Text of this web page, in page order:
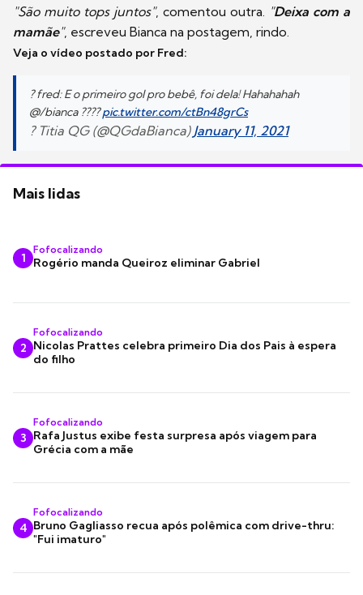
"São muito tops juntos", comentou outra. "Deixa com a
mamãe", escreveu Bianca na postagem, rindo.
Veja o vídeo postado por Fred:
? fred: E o primeiro gol pro bebê, foi dela! Hahahahah
@/bianca ????pic.twitter.com/ctBn48grCs
? Titia QG (@QGdaBianca) January 11, 2021
Mais lidas
1
Fofocalizando
Rogério manda Queiroz eliminar Gabriel
2
Fofocalizando
Nicolas Prattes celebra primeiro Dia dos Pais à espera
do filho
3
Fofocalizando
Rafa Justus exibe festa surpresa após viagem para
Grécia com a mãe
4
Fofocalizando
Bruno Gagliasso recua após polêmica com drive-thru:
"Fui imaturo"